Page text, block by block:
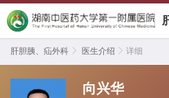
肝胆胰、疝外科  医生介绍  详细
向兴华